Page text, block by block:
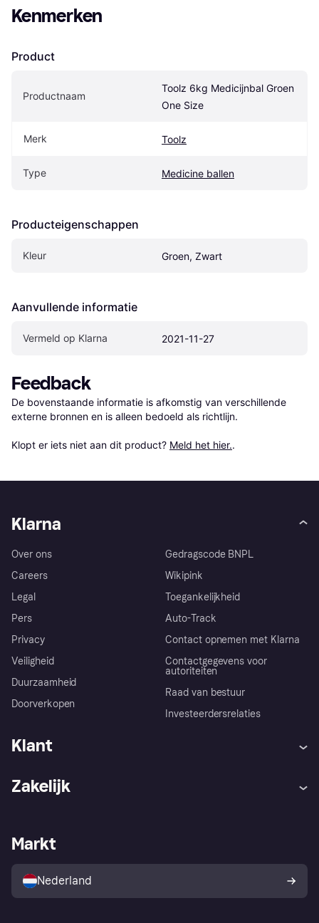
Kenmerken
Product
Productnaam
Toolz 6kg Medicijnbal Groen
One Size
Merk Toolz
Type Medicine ballen
Producteigenschappen
Kleur Groen, Zwart
Aanvullende informatie
Vermeld op Klarna 2021-11-27
Feedback
De bovenstaande informatie is afkomstig van verschillende
externe bronnen en is alleen bedoeld als richtlijn.
Klopt er iets niet aan dit product? Meld het hier..
Klarna
Over ons
Careers
Legal
Pers
Privacy
Veiligheid
Duurzaamheid
Doorverkopen
Gedragscode BNPL
Wikipink
Toegankelijkheid
Auto-Track
Contact opnemen met Klarna
Contactgegevens voor
autoriteiten
Raad van bestuur
Investeerdersrelaties
Klant
Winkeloverzicht
Kopersbescherming voor
consumenten
Zakelijk
Zakelijke login
Markt
Nederland